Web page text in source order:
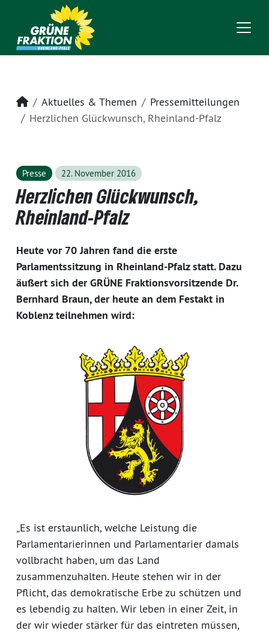
Startseite
Aktuelles & Themen
Pressemitteilungen
Herzlichen Glückwunsch, Rheinland-Pfalz
Presse 22. November 2016
Herzlichen Glückwunsch,
Rheinland-Pfalz
Heute vor 70 Jahren fand die erste
Parlamentssitzung in Rheinland-Pfalz statt. Dazu
äußert sich der GRÜNE Fraktionsvorsitzende Dr.
Bernhard Braun, der heute an dem Festakt in
Koblenz teilnehmen wird:
„Es ist erstaunlich, welche Leistung die
Parlamentarierinnen und Parlamentarier damals
vollbracht haben, um das Land
zusammenzuhalten. Heute stehen wir in der
Pflicht, das demokratische Erbe zu schützen und
es lebendig zu halten. Wir leben in einer Zeit, in
der wir wieder stärker für das eintreten müssen,